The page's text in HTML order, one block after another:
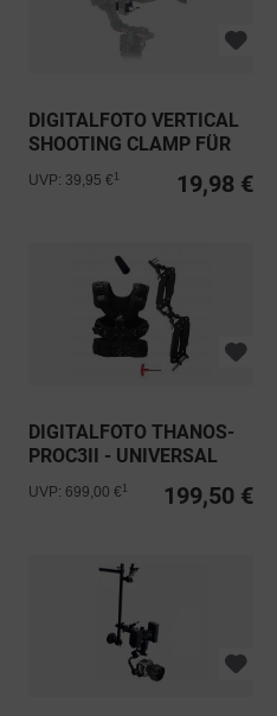
DIGITALFOTO VERTICAL
SHOOTING CLAMP FÜR
19,98 €
UVP: 39,95 €
DIGITALFOTO THANOS-
PROC3II - UNIVERSAL
199,50 €
UVP: 699,00 €